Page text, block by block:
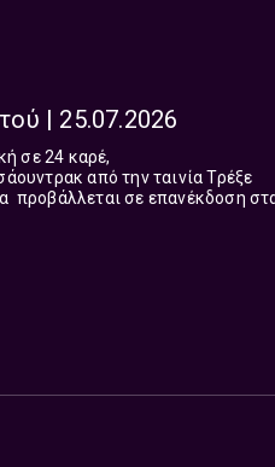
| 25.07.2026
από την ταινία Τρέξε